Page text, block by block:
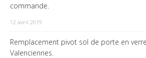
commande.
12 avril 2019
Remplacement pivot sol de porte en
Valenciennes.